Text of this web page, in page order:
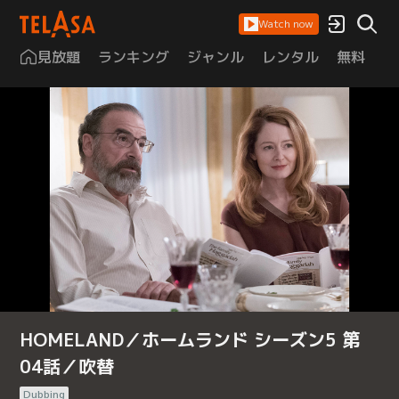
Watch now
見放題 ランキング ジャンル レンタル 無料
HOMELAND／ホームランド シーズン5 第
04話／吹替
Dubbing